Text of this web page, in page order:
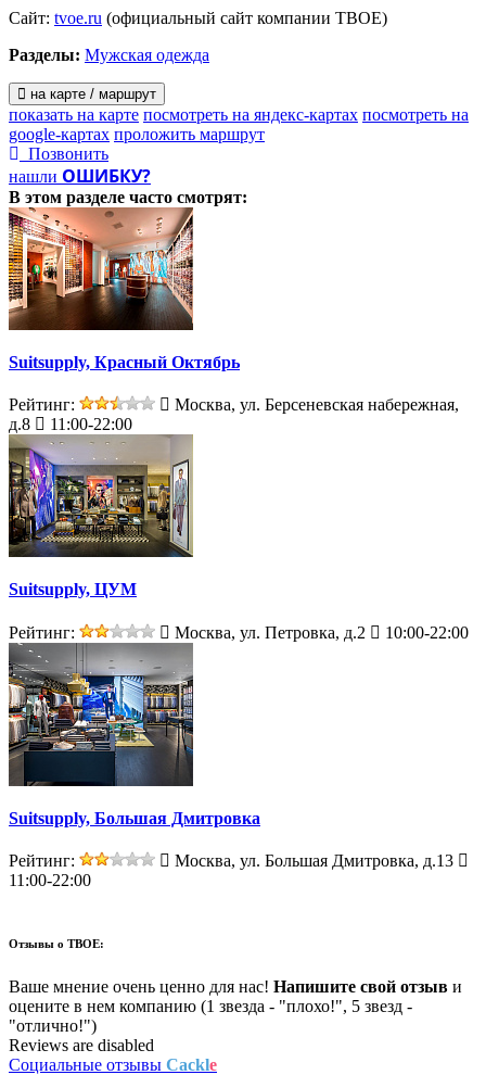
Сайт: tvoe.ru (официальный сайт компании ТВОЕ)
Разделы: Мужская одежда
на карте / маршрут
показать на карте посмотреть на яндекс-картах посмотреть на
google-картах проложить маршрут
Позвонить
нашли ОШИБКУ?
В этом разделе часто смотрят:
Suitsupply, Красный Октябрь
Рейтинг:
Москва, ул. Берсеневская набережная,
д.8
11:00-22:00
Suitsupply, ЦУМ
Рейтинг: Москва, ул. Петровка, д.2 10:00-22:00
Suitsupply, Большая Дмитровка
Рейтинг:
Москва, ул. Большая Дмитровка, д.13
11:00-22:00
Отзывы о ТВОЕ:
Ваше мнение очень ценно для нас! Напишите свой отзыв и
оцените в нем компанию (1 звезда - "плохо!", 5 звезд -
"отлично!")
Reviews are disabled
Социальные отзывы Cackle